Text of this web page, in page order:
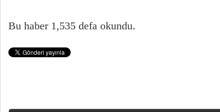
Bu haber 1,535 defa okundu.